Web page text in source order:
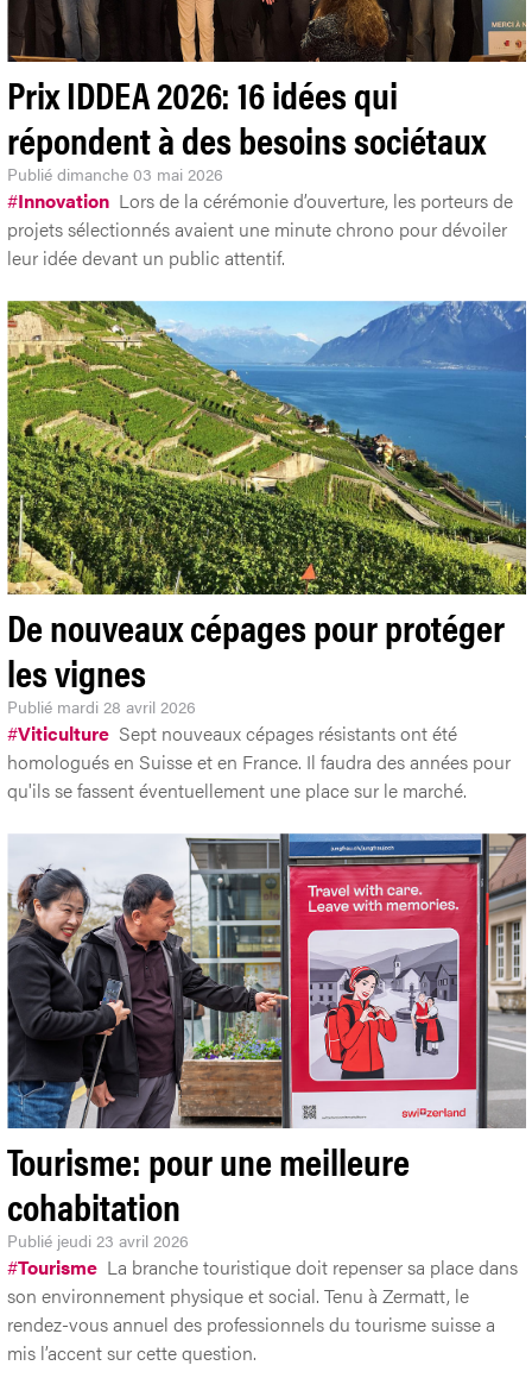
Prix IDDEA 2026: 16 idées qui
répondent à des besoins sociétaux
Publié dimanche 03 mai 2026
#Innovation Lors de la cérémonie d’ouverture, les porteurs de
projets sélectionnés avaient une minute chrono pour dévoiler
leur idée devant un public attentif.
De nouveaux cépages pour protéger
les vignes
Publié mardi 28 avril 2026
#Viticulture Sept nouveaux cépages résistants ont été
homologués en Suisse et en France. Il faudra des années pour
qu'ils se fassent éventuellement une place sur le marché.
Tourisme: pour une meilleure
cohabitation
Publié jeudi 23 avril 2026
#Tourisme La branche touristique doit repenser sa place dans
son environnement physique et social. Tenu à Zermatt, le
rendez-vous annuel des professionnels du tourisme suisse a
mis l’accent sur cette question.